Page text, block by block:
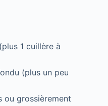
1 cuillère à
(plus un peu
ou grossièrement